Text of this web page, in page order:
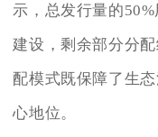
示，总发行量的
建设，剩余部分分
配模式既保障了生
心地位。